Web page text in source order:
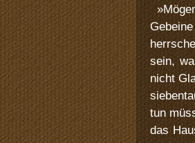
»
sein,
nicht
tun
das